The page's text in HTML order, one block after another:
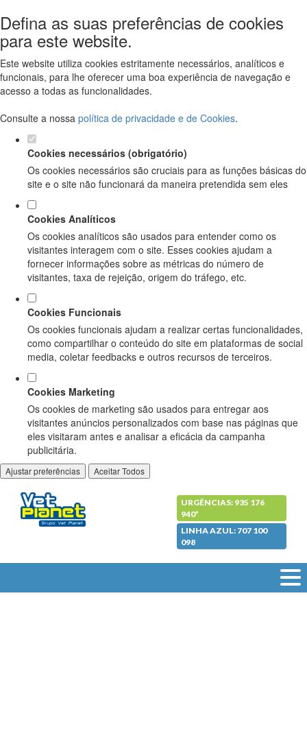
Defina as suas preferências de cookies
para este website.
Este website utiliza cookies estritamente necessários, analíticos e
funcionais, para lhe oferecer uma boa experiência de navegação e
acesso a todas as funcionalidades.
Consulte a nossa política de privacidade e de Cookies.
Cookies necessários (obrigatório)
Os cookies necessários são cruciais para as funções básicas do
site e o site não funcionará da maneira pretendida sem eles
Cookies Analíticos
Os cookies analíticos são usados para entender como os
visitantes interagem com o site. Esses cookies ajudam a
fornecer informações sobre as métricas do número de
visitantes, taxa de rejeição, origem do tráfego, etc.
Cookies Funcionais
Os cookies funcionais ajudam a realizar certas funcionalidades,
como compartilhar o conteúdo do site em plataformas de social
media, coletar feedbacks e outros recursos de terceiros.
Cookies Marketing
Os cookies de marketing são usados para entregar aos
visitantes anúncios personalizados com base nas páginas que
eles visitaram antes e analisar a eficácia da campanha
publicitária.
Ajustar preferências Aceitar Todos
URGÊNCIAS: 935 176
940*
LINHA AZUL: 707 100
098